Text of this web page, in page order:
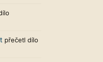
je ve
za
zde:
ekniha/j
přečetl dílo